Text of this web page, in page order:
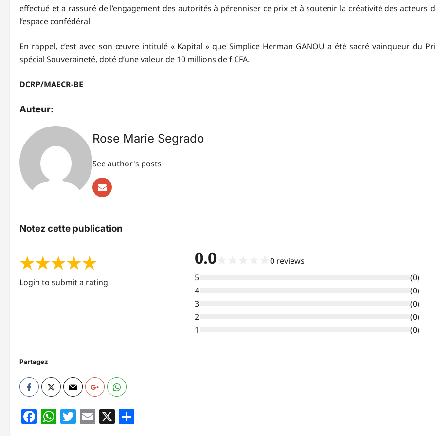
effectué et a rassuré de l’engagement des autorités à pérenniser ce prix et à soutenir la créativité des acteurs
l’espace confédéral.
En rappel, c’est avec son œuvre intitulé « Kapital » que Simplice Herman GANOU a été sacré vainqueur du
spécial Souveraineté, doté d’une valeur de 10 millions de f CFA.
DCRP/MAECR-BE
Auteur:
Rose Marie Segrado
See author's posts
Notez cette publication
★★★★★
Login to submit a rating.
0.0★ 0 reviews
5
(0)
4
(0)
3
(0)
2
(0)
1
(0)
Partagez
Facebook
WhatsApp
Twitter
Email
X